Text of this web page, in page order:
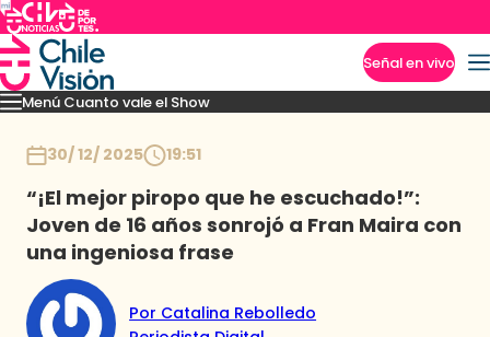
Señal en vivo
Menú Cuanto vale el Show
Momentos Presentaciones Capítulos Casting Noticias
30/ 12/ 2025 19:51
“¡El mejor piropo que he escuchado!”:
Joven de 16 años sonrojó a Fran Maira con
una ingeniosa frase
Por Catalina Rebolledo
Imperdibles